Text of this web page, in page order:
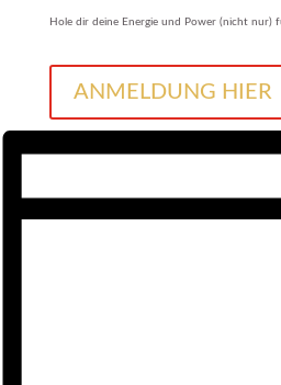
Hole dir deine Energie und Power (nicht nur)
ANMELDUNG HIER